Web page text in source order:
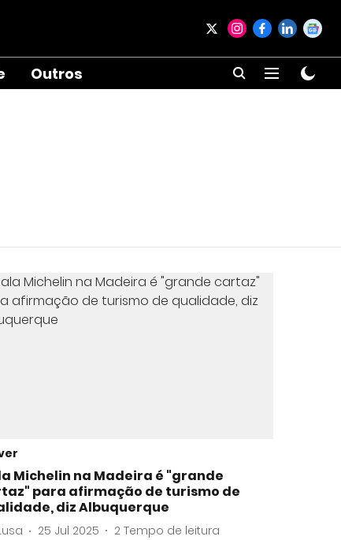
Outros
Michelin na Madeira é "grande
para afirmação de turismo de
diz Albuquerque
25 Jul 2025 2 Tempo de leitura